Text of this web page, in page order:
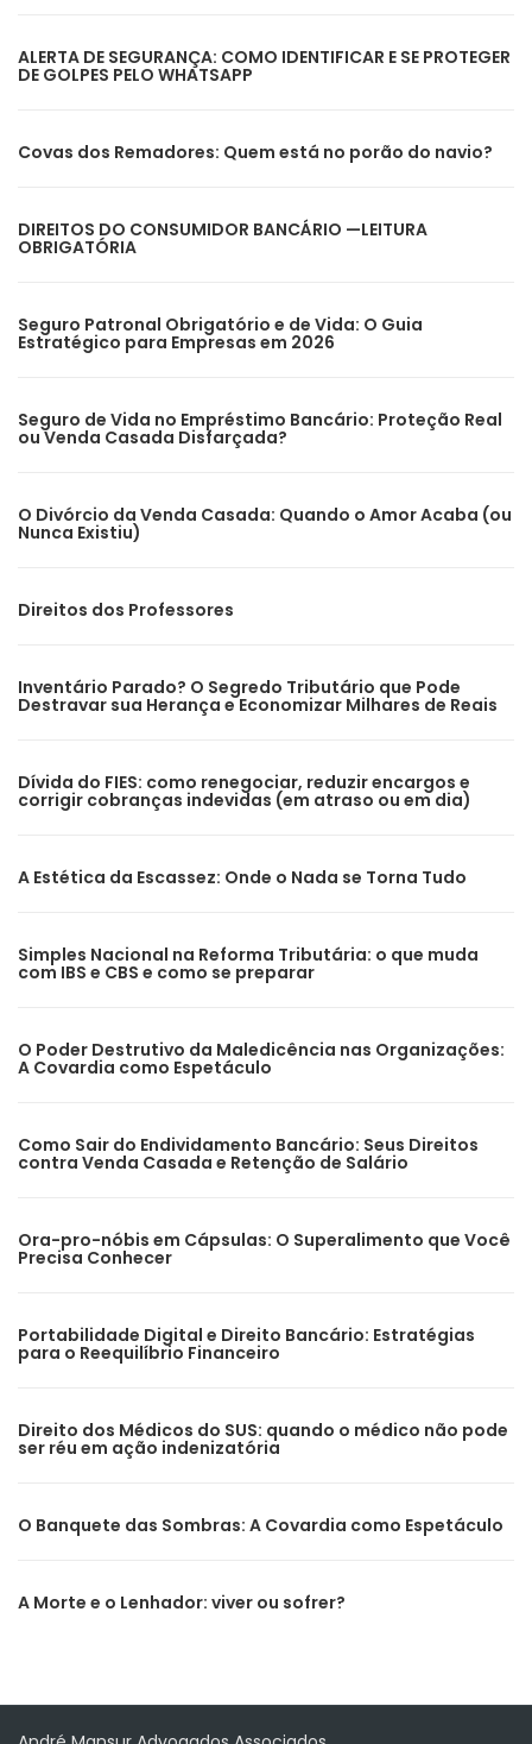
ALERTA DE SEGURANÇA: COMO IDENTIFICAR E SE PROTEGER
DE GOLPES PELO WHATSAPP
Covas dos Remadores: Quem está no porão do navio?
DIREITOS DO CONSUMIDOR BANCÁRIO —LEITURA
OBRIGATÓRIA
Seguro Patronal Obrigatório e de Vida: O Guia
Estratégico para Empresas em 2026
Seguro de Vida no Empréstimo Bancário: Proteção Real
ou Venda Casada Disfarçada?
O Divórcio da Venda Casada: Quando o Amor Acaba (ou
Nunca Existiu)
Direitos dos Professores
Inventário Parado? O Segredo Tributário que Pode
Destravar sua Herança e Economizar Milhares de Reais
Dívida do FIES: como renegociar, reduzir encargos e
corrigir cobranças indevidas (em atraso ou em dia)
A Estética da Escassez: Onde o Nada se Torna Tudo
Simples Nacional na Reforma Tributária: o que muda
com IBS e CBS e como se preparar
O Poder Destrutivo da Maledicência nas Organizações:
A Covardia como Espetáculo
Como Sair do Endividamento Bancário: Seus Direitos
contra Venda Casada e Retenção de Salário
Ora-pro-nóbis em Cápsulas: O Superalimento que Você
Precisa Conhecer
Portabilidade Digital e Direito Bancário: Estratégias
para o Reequilíbrio Financeiro
Direito dos Médicos do SUS: quando o médico não pode
ser réu em ação indenizatória
O Banquete das Sombras: A Covardia como Espetáculo
A Morte e o Lenhador: viver ou sofrer?